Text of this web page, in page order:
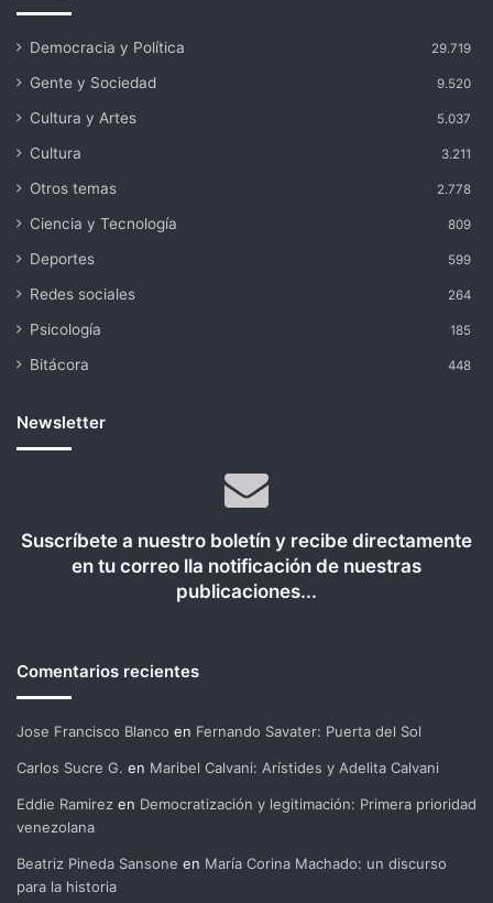
Democracia y Política 29.719
Gente y Sociedad 9.520
Cultura y Artes 5.037
Cultura 3.211
Otros temas 2.778
Ciencia y Tecnología 809
Deportes 599
Redes sociales 264
Psicología 185
Bitácora 448
Newsletter
Suscríbete a nuestro boletín y recibe directamente
en tu correo lla notificación de nuestras
publicaciones...
Comentarios recientes
Jose Francisco Blanco en Fernando Savater: Puerta del Sol
Carlos Sucre G. en Maribel Calvani: Arístides y Adelita Calvani
Eddie Ramirez en Democratización y legitimación: Primera prioridad
venezolana
Beatriz Pineda Sansone en María Corina Machado: un discurso
para la historia